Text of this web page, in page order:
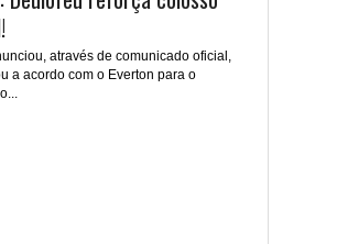
através de comunicado oficial,
a acordo com o Everton para o